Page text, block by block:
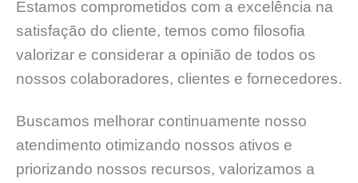
Estamos comprometidos com a excelência na
satisfação do cliente, temos como filosofia
valorizar e considerar a opinião de todos os
nossos colaboradores, clientes e fornecedores.
Buscamos melhorar continuamente nosso
atendimento otimizando nossos ativos e
priorizando nossos recursos, valorizamos a